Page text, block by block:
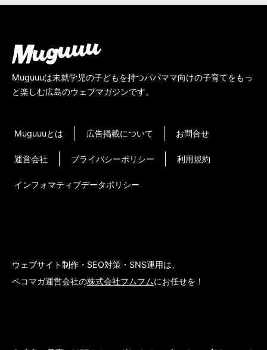
Muguuuは未就学児の子どもを持つパパママ向けの子育てをもっ
と楽しむ広島のウェブマガジンです。
Muguuuとは 広告掲載について お問合せ
運営会社 プライバシーポリシー 利用規約
インフォマティブデータポリシー
ウェブサイト制作・SEO対策・SNS運用は、
ペコマガ運営会社の株式会社フムフムにお任せを！